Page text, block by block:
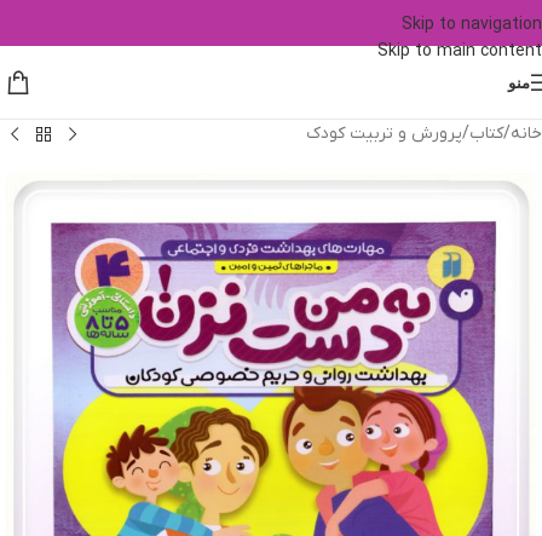
Skip to navigation
Skip to main content
منو
خانه/کتاب/پرورش و تربیت کودک